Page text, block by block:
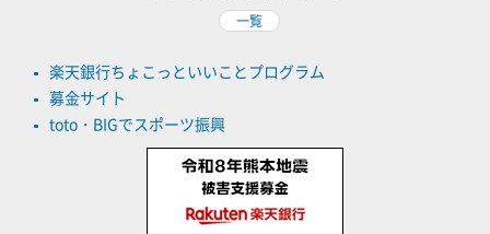
一覧
楽天銀行ちょこっといいことプログラム
募金サイト
toto・BIGでスポーツ振興